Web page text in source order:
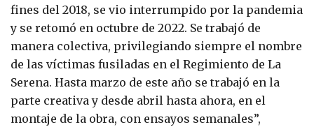
fines del 2018, se vio interrumpido por la pandemia
y se retomó en octubre de 2022. Se trabajó de
manera colectiva, privilegiando siempre el nombre
de las víctimas fusiladas en el Regimiento de La
Serena. Hasta marzo de este año se trabajó en la
parte creativa y desde abril hasta ahora, en el
montaje de la obra, con ensayos semanales”,